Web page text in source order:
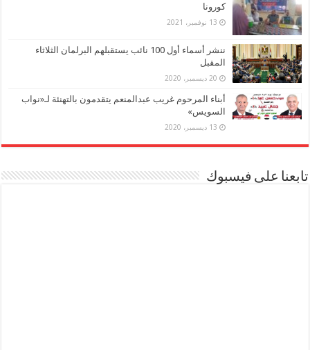
كورونا
13 نوفمبر، 2021
ننشر أسماء أول 100 نائب يستقبلهم البرلمان الثلاثاء
المقبل
20 ديسمبر، 2020
أبناء المرحوم غريب عبدالمنعم يتقدمون بالتهنئة لـ«نواب
السويس»
13 ديسمبر، 2020
تابعنا على فيسبوك